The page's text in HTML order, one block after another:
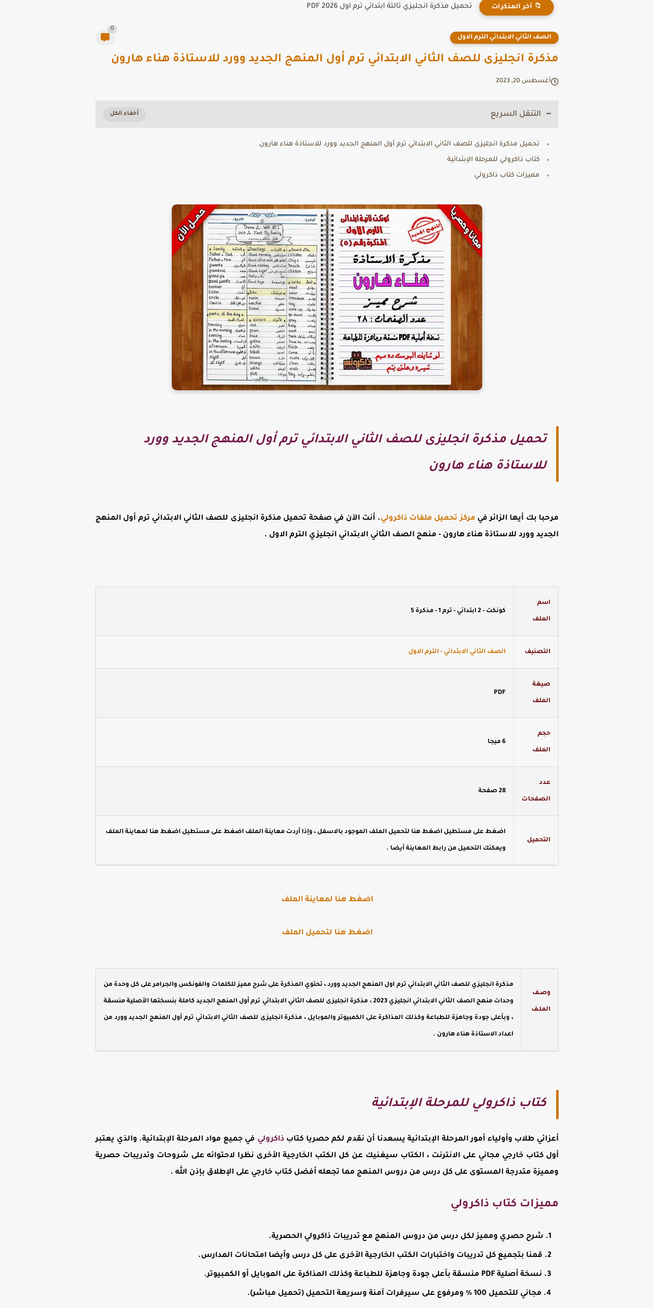
📁 آخر المذكرات تحميل مذكرة انجليزي تالتة ابتدائي ترم اول 2026 PDF
الصف الثاني الابتدائي الترم الاول
0
مذكرة انجليزى للصف الثاني الابتدائي ترم أول المنهج الجديد وورد للاستاذة هناء هارون
أغسطس 20, 2023
التنقل السريع
تحميل مذكرة انجليزى للصف الثاني الابتدائي ترم أول المنهج الجديد وورد للاستاذة هناء هارون
كتاب ذاكرولي للمرحلة الإبتدائية
مميزات كتاب ذاكرولي
تحميل مذكرة انجليزى للصف الثاني الابتدائي ترم أول المنهج الجديد وورد
للاستاذة هناء هارون
مرحبا بك أيها الزائر في مركز تحميل ملفات ذاكرولي. أنت الآن في صفحة تحميل مذكرة انجليزى للصف الثاني الابتدائي ترم أول المنهج
الجديد وورد للاستاذة هناء هارون - منهج الصف الثاني الابتدائي انجليزي الترم الاول .
اسم
الملف
كونكت - 2 ابتدائي - ترم 1 - مذكرة 5
التصنيف الصف الثاني الابتدائي - الترم الاول
صيغة
الملف
PDF
حجم
الملف
6 ميجا
عدد
الصفحات
28 صفحة
التحميل
اضغط على مستطيل اضغط هنا لتحميل الملف الموجود بالاسفل ، وإذا أردت معاينة الملف اضغط على مستطيل اضغط هنا لمعاينة الملف
ويمكنك التحميل من رابط المعاينة أيضا .
اضغط هنا لمعاينة الملف
اضغط هنا لتحميل الملف
وصـف
الملـف
مذكرة انجليزي للصف الثاني الابتدائي ترم اول المنهج الجديد وورد ، تحتوي المذكرة على شرح مميز للكلمات والفونكس والجرامر على كل وحدة من
وحدات منهج الصف الثاني الابتدائي انجليزي 2023 ، مذكرة انجليزى للصف الثاني الابتدائي ترم أول المنهج الجديد كاملة بنسختها الأصلية منسقة
، وبأعلى جودة وجاهزة للطباعة وكذلك المذاكرة على الكمبيوتر والموبايل ، مذكرة انجليزى للصف الثاني الابتدائي ترم أول المنهج الجديد وورد من
اعداد الاستاذة هناء هارون .
كتاب ذاكرولي للمرحلة الإبتدائية
أعزائي طلاب وأولياء أمور المرحلة الإبتدائية يسعدنا أن نقدم لكم حصريا كتاب ذاكرولي في جميع مواد المرحلة الإبتدائية. والذي يعتبر
أول كتاب خارجي مجاني على الانترنت ، الكتاب سيغنيك عن كل الكتب الخارجية الأخرى نظرا لاحتوائه على شروحات وتدريبات حصرية
ومميزة متدرجة المستوى على كل درس من دروس المنهج مما تجعله أفضل كتاب خارجي على الإطلاق بإذن الله .
مميزات كتاب ذاكرولي
شرح حصري ومميز لكل درس من دروس المنهج مع تدريبات ذاكرولي الحصرية.
قمنا بتجميع كل تدريبات واختبارات الكتب الخارجية الأخرى على كل درس وأيضا امتحانات المدارس.
نسخة أصلية PDF منسقة بأعلى جودة وجاهزة للطباعة وكذلك المذاكرة على الموبايل أو الكمبيوتر.
مجاني للتحميل 100 % ومرفوع على سيرفرات آمنة وسريعة التحميل (تحميل مباشر).